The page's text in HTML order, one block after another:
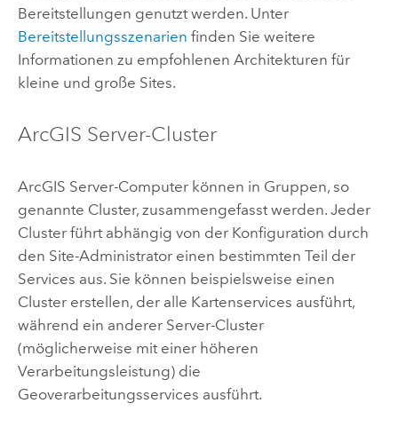
Bereitstellungen genutzt werden. Unter
Bereitstellungsszenarien finden Sie weitere
Informationen zu empfohlenen Architekturen für
kleine und große Sites.
ArcGIS Server-Cluster
ArcGIS Server-Computer können in Gruppen, so
genannte Cluster, zusammengefasst werden. Jeder
Cluster führt abhängig von der Konfiguration durch
den Site-Administrator einen bestimmten Teil der
Services aus. Sie können beispielsweise einen
Cluster erstellen, der alle Kartenservices ausführt,
während ein anderer Server-Cluster
(möglicherweise mit einer höheren
Verarbeitungsleistung) die
Geoverarbeitungsservices ausführt.